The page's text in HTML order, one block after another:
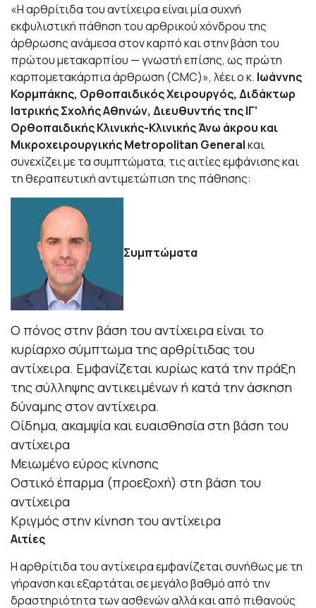
«Η αρθρίτιδα του αντίχειρα είναι μία συχνή
εκφυλιστική πάθηση του αρθρικού χόνδρου της
άρθρωσης ανάμεσα στον καρπό και στην βάση του
πρώτου μετακαρπίου — γνωστή επίσης, ως πρώτη
καρπομετακάρπια άρθρωση (CMC)», λέει ο κ. Ιωάννης
Κορμπάκης, Ορθοπαιδικός Χειρουργός, Διδάκτωρ
Ιατρικής Σχολής Αθηνών, Διευθυντής της ΙΓ'
Ορθοπαιδικής Κλινικής-Κλινικής Άνω άκρου και
ΜικροχειρουργικήςMetropolitan Generalκαι
συνεχίζει με τα συμπτώματα, τις αιτίες εμφάνισης και
τη θεραπευτική αντιμετώπιση της πάθησης:
Συμπτώματα
Ο πόνος στην βάση του αντίχειρα είναι το
κυρίαρχο σύμπτωμα της αρθρίτιδας του
αντίχειρα. Εμφανίζεται κυρίως κατά την πράξη
της σύλληψης αντικειμένων ή κατά την άσκηση
δύναμης στον αντίχειρα.
Οίδημα, ακαμψία και ευαισθησία στη βάση του
αντίχειρα
Μειωμένο εύρος κίνησης
Οστικό έπαρμα (προεξοχή) στη βάση του
αντίχειρα
Κριγμός στην κίνηση του αντίχειρα
Αιτίες
Η αρθρίτιδα του αντίχειρα εμφανίζεται συνήθως με τη
γήρανση και εξαρτάται σε μεγάλο βαθμό από την
δραστηριότητα των ασθενών αλλά και από πιθανούς